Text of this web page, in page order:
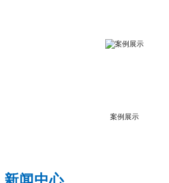
案例展示
新闻中心